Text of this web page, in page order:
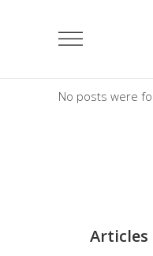
No posts were
Articles